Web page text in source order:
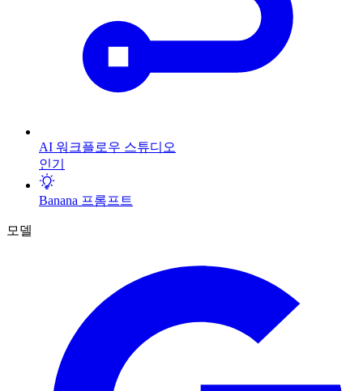
AI 워크플로우 스튜디오
인기
Banana 프롬프트
모델